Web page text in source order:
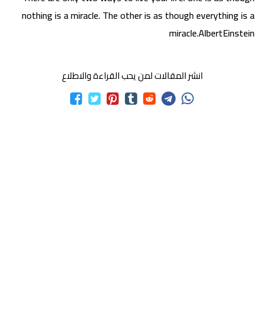
nothing is a miracle. The other is as though everything is a
miracle.AlbertEinstein
انشر المقالات لمن يحب القراءة والاطلاع